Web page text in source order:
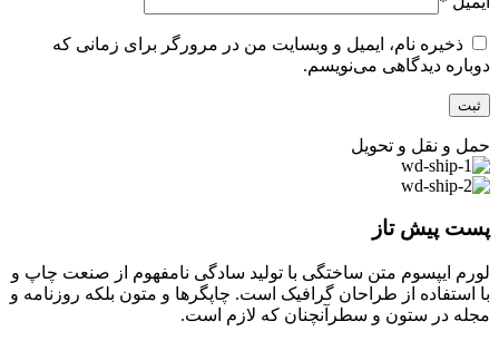
ذخیره نام، ایمیل و وبسایت من در مرورگر برای زمانی که
دوباره دیدگاهی می‌نویسم.
حمل و نقل و تحویل
پست پیش تاز
لورم ایپسوم متن ساختگی با تولید سادگی نامفهوم از صنعت چاپ و
با استفاده از طراحان گرافیک است. چاپگرها و متون بلکه روزنامه و
مجله در ستون و سطرآنچنان که لازم است.